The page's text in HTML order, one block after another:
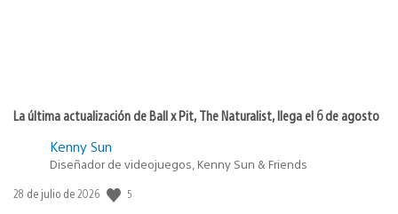
La última actualización de Ball x Pit, The Naturalist, llega el 6 de agosto
Kenny Sun
Diseñador de videojuegos, Kenny Sun & Friends
Fecha
28 de julio de 2026 5